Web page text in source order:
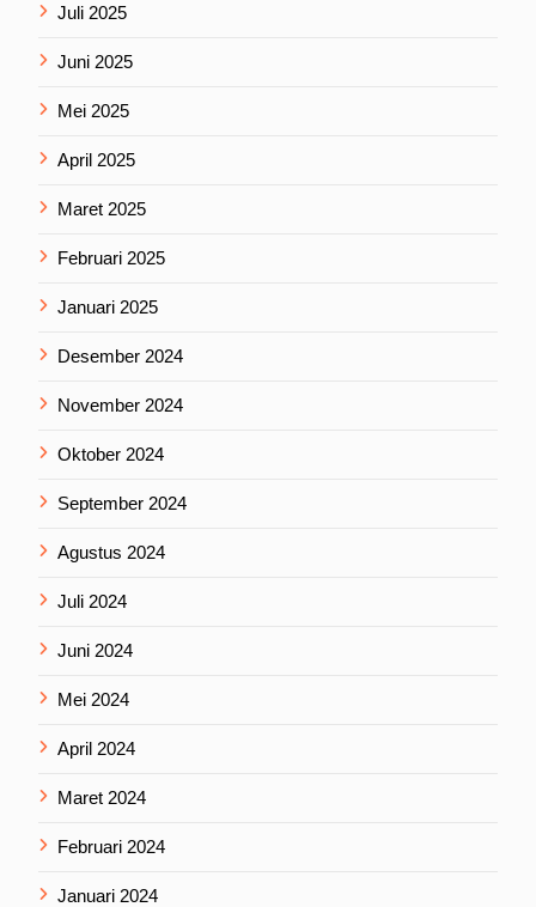
Juli 2025
Juni 2025
Mei 2025
April 2025
Maret 2025
Februari 2025
Januari 2025
Desember 2024
November 2024
Oktober 2024
September 2024
Agustus 2024
Juli 2024
Juni 2024
Mei 2024
April 2024
Maret 2024
Februari 2024
Januari 2024